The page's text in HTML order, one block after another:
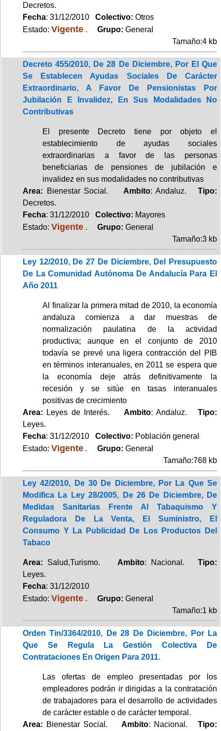
Decretos.
Fecha: 31/12/2010 Colectivo: Otros
Estado: Vigente . Grupo: General
Tamaño:4 kb
Decreto 455/2010, De 28 De Diciembre, Por El Que
Se Establecen Ayudas Sociales De Carácter
Extraordinario, A Favor De Pensionistas Por
Jubilación E Invalidez, En Sus Modalidades No
Contributivas
El presente Decreto tiene por objeto el
establecimiento de ayudas sociales
extraordinarias a favor de las personas
beneficiarias de pensiones de jubilación e
invalidez en sus modalidades no contributivas
Area: Bienestar Social. Ambito: Andaluz.Tipo:
Decretos.
Fecha: 31/12/2010 Colectivo: Mayores
Estado: Vigente . Grupo: General
Tamaño:3 kb
Ley 12/2010, De 27 De Diciembre, Del Presupuesto
De La Comunidad Autónoma De Andalucía Para El
Año 2011
Al finalizar la primera mitad de 2010, la economía
andaluza comienza a dar muestras de
normalización paulatina de la actividad
productiva; aunque en el conjunto de 2010
todavía se prevé una ligera contracción del PIB
en términos interanuales, en 2011 se espera que
la economía deje atrás definitivamente la
recesión y se sitúe en tasas interanuales
positivas de crecimiento
Area: Leyes de Interés. Ambito: Andaluz.Tipo:
Leyes.
Fecha: 31/12/2010 Colectivo: Población general
Estado: Vigente . Grupo: General
Tamaño:768 kb
Ley 42/2010, De 30 De Diciembre, Por La Que Se
Modifica La Ley 28/2005, De 26 De Diciembre, De
Medidas Sanitarias Frente Al Tabaquismo Y
Reguladora De La Venta, El Suministro, El
Consumo Y La Publicidad De Los Productos Del
Tabaco
Area: Salud,Turismo. Ambito: Nacional.Tipo:
Leyes.
Fecha: 31/12/2010
Estado: Vigente . Grupo: General
Tamaño:1 kb
Orden Tin/3364/2010, De 28 De Diciembre, Por La
Que Se Regula La Gestión Colectiva De
Contrataciones En Origen Para 2011.
Las ofertas de empleo presentadas por los
empleadores podrán ir dirigidas a la contratación
de trabajadores para el desarrollo de actividades
de carácter estable o de carácter temporal.
Area: Bienestar Social. Ambito: Nacional. Tipo: